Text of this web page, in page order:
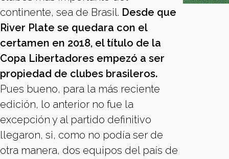
continente, sea de Brasil. Desde que
River Plate se quedara con el
certamen en 2018, el título de la
Copa Libertadores empezó a ser
propiedad de clubes brasileros.
Pues bueno, para la más reciente
edición, lo anterior no fue la
excepción y al partido definitivo
llegaron, si, como no podía ser de
otra manera, dos equipos del país de